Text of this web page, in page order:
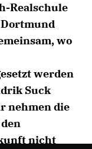
Realschule
wo
werden
Suck
nehmen die
nicht